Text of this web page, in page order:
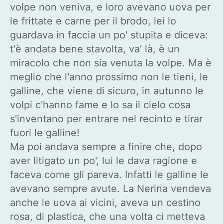
volpe non veniva, e loro avevano uova per
le frittate e carne per il brodo, lei lo
guardava in faccia un po' stupita e diceva:
t'è andata bene stavolta, va’ là, è un
miracolo che non sia venuta la volpe. Ma è
meglio che l'anno prossimo non le tieni, le
galline, che viene di sicuro, in autunno le
volpi c'hanno fame e lo sa il cielo cosa
s'inventano per entrare nel recinto e tirar
fuori le galline!
Ma poi andava sempre a finire che, dopo
aver litigato un po', lui le dava ragione e
faceva come gli pareva. Infatti le galline le
avevano sempre avute. La Nerina vendeva
anche le uova ai vicini, aveva un cestino
rosa, di plastica, che una volta ci metteva